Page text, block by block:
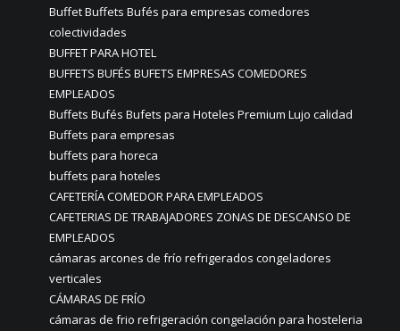
Buffet Buffets Bufés para empresas comedores
colectividades
BUFFET PARA HOTEL
BUFFETS BUFÉS BUFETS EMPRESAS COMEDORES
EMPLEADOS
Buffets Bufés Bufets para Hoteles Premium Lujo calidad
Buffets para empresas
buffets para horeca
buffets para hoteles
CAFETERÍA COMEDOR PARA EMPLEADOS
CAFETERIAS DE TRABAJADORES ZONAS DE DESCANSO DE
EMPLEADOS
cámaras arcones de frío refrigerados congeladores
verticales
CÁMARAS DE FRÍO
cámaras de frio refrigeración congelación para hosteleria